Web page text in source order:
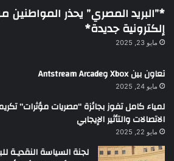
*”البريد المصري” يحذر المواطنين
إلكترونية جديدة*
مايو 23, 2025
تعاون بين Xbox وAntstream Arcade
مايو 24, 2025
لمياء كامل تفوز بجائزة “مصريات مؤثرات”
الاتصالات والتأثير الإيجابي
مايو 22, 2025
لجنة السياسة النقديـة